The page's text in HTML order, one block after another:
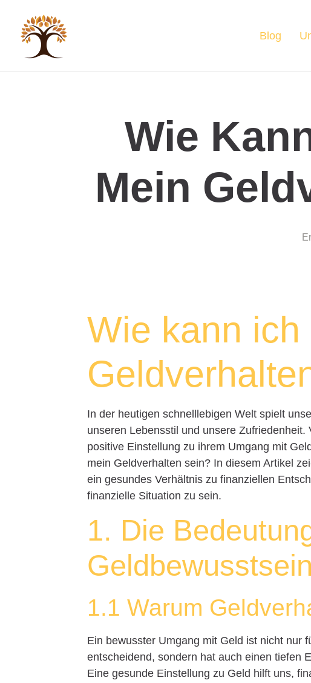
Blog
Wie
Mein
Wie kann
In der heutigen schnelllebigen Welt spielt
unseren Lebensstil und unsere
positive Einstellung zu ihrem Umgang mit
mein Geldverhalten sein? In diesem Artikel
ein gesundes Verhältnis zu finanziellen
finanzielle Situation zu sein.
1. Die
Geldbewusstsein
1.1 Warum
Ein bewusster Umgang mit Geld ist nicht nur
entscheidend, sondern hat auch einen tiefen
Eine gesunde Einstellung zu Geld hilft uns,